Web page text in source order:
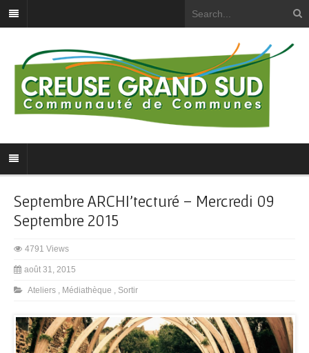
Septembre ARCHI’tecturé – Mercredi 09
Septembre 2015
4791 Views
août 31, 2015
Ateliers , Médiathèque , Sortir